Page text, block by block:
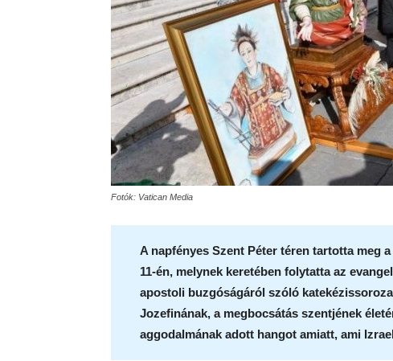
Fotók: Vatican Media
A napfényes Szent Péter téren tartotta meg
11-én, melynek keretében folytatta az
apostoli buzgóságáról szóló
Jozefinának, a megbocsátás szentjének
aggodalmának adott hangot amiatt, ami